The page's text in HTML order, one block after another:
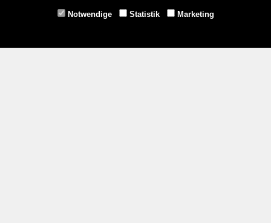
Mail: buchhandlung@aon.at
Notwendige Statistik Marketing